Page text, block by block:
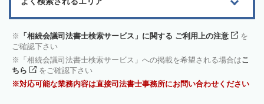
「相続会議司法書士検索サービス」に関する ご利用上の注意
を
ご確認下さい
「相続会議司法書士検索サービス」への掲載を希望される場合はこ
ちら
をご確認下さい
対応可能な業務内容は直接司法書士事務所にお問い合わせください